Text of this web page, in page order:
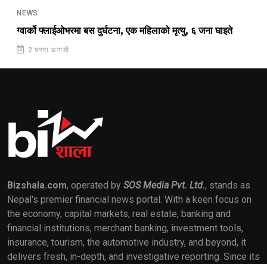
NEWS
ग्वार्को फ्लाईओभरमा बस दुर्घटना, एक महिलाको मृत्यु, ६ जना घाइते
2 घण्टा अगाडी
Bizshala.com, operated by SOS Media Pvt. Ltd., stands as
Nepal's premier financial news portal. With a keen focus on
the economy, capital markets, real estate, banking and
financial institutions, merchant banking, investment tools,
insurance, tourism, the automotive industry, and beyond, it
delivers fresh, in-depth, and investigative reporting. Since its